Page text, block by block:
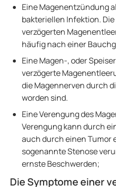
Eine Magenentzündung
bakteriellen Infektion.
verzögerten
häufig nach einer
Eine Magen-, oder
verzögerte
die Magennerven durch
worden sind.
Eine Verengung des
Verengung kann durch
auch durch einen Tumor
sogenannte Stenose
ernste Beschwerden;
Die Symptome einer